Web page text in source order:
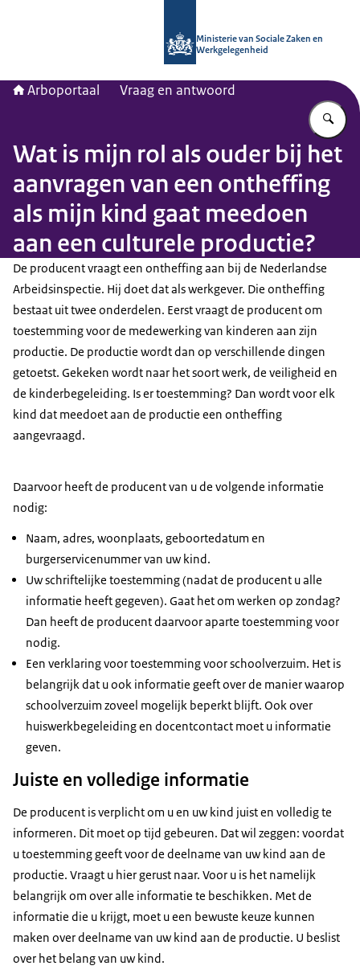
Ministerie van Sociale Zaken en
Werkgelegenheid
Arboportaal Vraag en antwoord
Wat is mijn rol als ouder bij het
aanvragen van een ontheffing
als mijn kind gaat meedoen
aan een culturele productie?
De producent vraagt een ontheffing aan bij de Nederlandse
Arbeidsinspectie. Hij doet dat als werkgever. Die ontheffing
bestaat uit twee onderdelen. Eerst vraagt de producent om
toestemming voor de medewerking van kinderen aan zijn
productie. De productie wordt dan op verschillende dingen
getoetst. Gekeken wordt naar het soort werk, de veiligheid en
de kinderbegeleiding. Is er toestemming? Dan wordt voor elk
kind dat meedoet aan de productie een ontheffing
aangevraagd.
Daarvoor heeft de producent van u de volgende informatie
nodig:
Naam, adres, woonplaats, geboortedatum en
burgerservicenummer van uw kind.
Uw schriftelijke toestemming (nadat de producent u alle
informatie heeft gegeven). Gaat het om werken op zondag?
Dan heeft de producent daarvoor aparte toestemming voor
nodig.
Een verklaring voor toestemming voor schoolverzuim. Het is
belangrijk dat u ook informatie geeft over de manier waarop
schoolverzuim zoveel mogelijk beperkt blijft. Ook over
huiswerkbegeleiding en docentcontact moet u informatie
geven.
Juiste en volledige informatie
De producent is verplicht om u en uw kind juist en volledig te
informeren. Dit moet op tijd gebeuren. Dat wil zeggen: voordat
u toestemming geeft voor de deelname van uw kind aan de
productie. Vraagt u hier gerust naar. Voor u is het namelijk
belangrijk om over alle informatie te beschikken. Met de
informatie die u krijgt, moet u een bewuste keuze kunnen
maken over deelname van uw kind aan de productie. U beslist
over het belang van uw kind.